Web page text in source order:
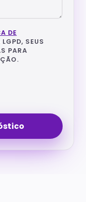
DE
SEUS
PARA